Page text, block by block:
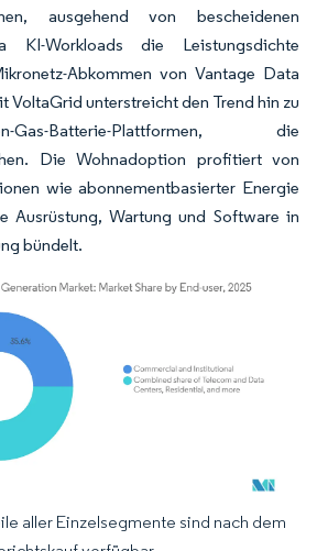
ausgehend von bescheidenen
KI-Workloads die Leistungsdichte
Abkommen von Vantage Data
VoltaGrid unterstreicht den Trend hin zu
Gas-Batterie-Plattformen, die
Die Wohnadoption profitiert von
wie abonnementbasierter Energie
Ausrüstung, Wartung und Software in
bündelt.
Wiederverwendung erfordert Namensnennung
aller Einzelsegmente sind nach dem